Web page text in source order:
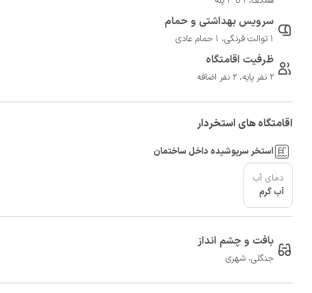
سرویس بهداشتی و حمام
1 توالت فرنگی، 1 حمام عادی
ظرفیت اقامتگاه
2 نفر پایه، 2 نفر اضافه
اقامتگاه های استخردار
استخر سرپوشیده داخل ساختمان
دمای آب
آب گرم
بافت و چشم انداز
جنگلی، شهری